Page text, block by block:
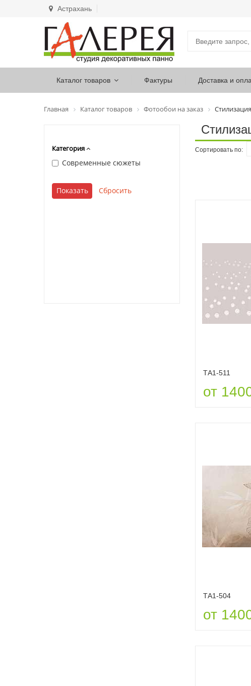
Астрахань
Каталог товаров Фактуры Доставка и
Главная Каталог товаров Фотообои на заказ Стилизация
Категория
Современные сюжеты
Сортировать по:
ТА1-511
от
ТА1-504
от